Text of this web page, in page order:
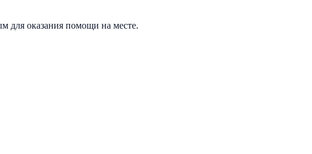
для оказания помощи на месте.